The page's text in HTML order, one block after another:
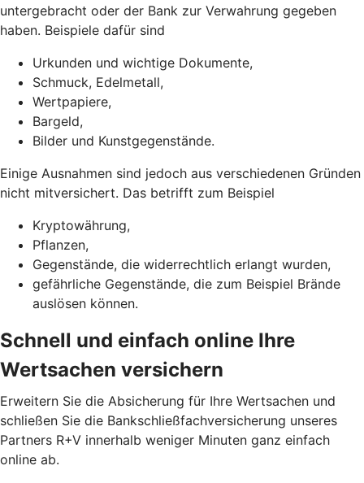
untergebracht oder der Bank zur Verwahrung gegeben
haben. Beispiele dafür sind
Urkunden und wichtige Dokumente,
Schmuck, Edelmetall,
Wertpapiere,
Bargeld,
Bilder und Kunstgegenstände.
Einige Ausnahmen sind jedoch aus verschiedenen Gründen
nicht mitversichert. Das betrifft zum Beispiel
Kryptowährung,
Pflanzen,
Gegenstände, die widerrechtlich erlangt wurden,
gefährliche Gegenstände, die zum Beispiel Brände
auslösen können.
Schnell und einfach online Ihre
Wertsachen versichern
Erweitern Sie die Absicherung für Ihre Wertsachen und
schließen Sie die Bankschließfachversicherung unseres
Partners R+V innerhalb weniger Minuten ganz einfach
online ab.